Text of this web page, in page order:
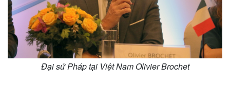
Đại sứ Pháp tại Việt Nam Olivier Brochet